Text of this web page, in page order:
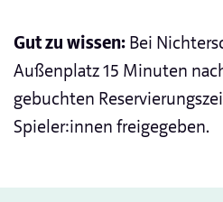
Gut zu wissen: Bei
Außenplatz 15 Minuten
gebuchten
Spieler:innen freigegeben.